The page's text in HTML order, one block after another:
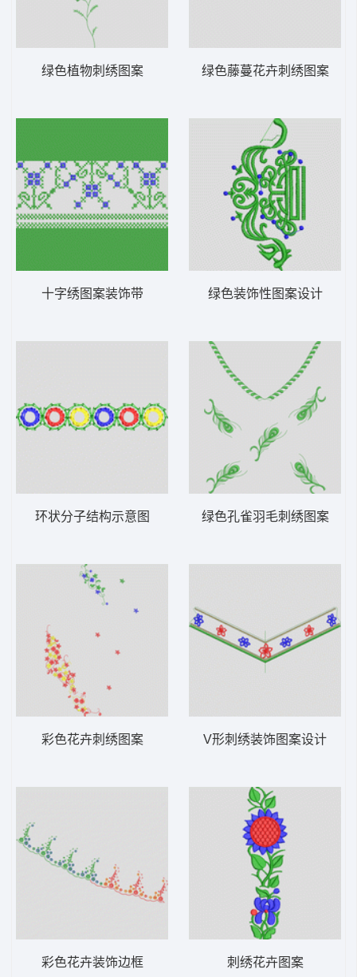
绿色植物刺绣图案
十字绣图案装饰带
环状分子结构示意图
彩色花卉刺绣图案
彩色花卉装饰边框
绿色藤蔓花卉刺绣图案
绿色装饰性图案设计
绿色孔雀羽毛刺绣图案
V形刺绣装饰图案设计
刺绣花卉图案